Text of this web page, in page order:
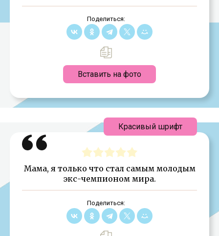
Поделиться:
Вставить на фото
Мама, я только что стал самым молодым
экс-чемпионом мира.
Поделиться:
Красивый шрифт